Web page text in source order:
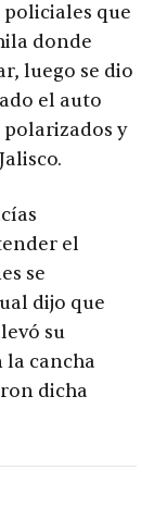
que
donde
luego se dio
el auto
polarizados y
el
se
dijo que
su
la cancha
dicha